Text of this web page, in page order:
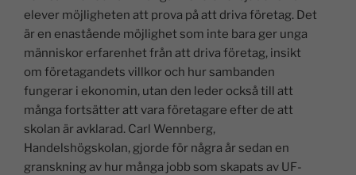
elever möjligheten att prova på att driva företag. Det
är en enastående möjlighet som inte bara ger unga
människor erfarenhet från att driva företag, insikt
om företagandets villkor och hur sambanden
fungerar i ekonomin, utan den leder också till att
många fortsätter att vara företagare efter de att
skolan är avklarad. Carl Wennberg,
Handelshögskolan, gjorde för några år sedan en
granskning av hur många jobb som skapats av UF-